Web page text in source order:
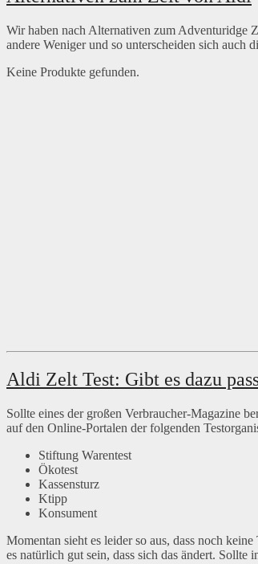
Wir haben nach Alternativen zum Adventuridge
andere Weniger und so unterscheiden sich auch
Keine Produkte gefunden.
Aldi Zelt Test: Gibt es dazu
Sollte eines der großen Verbraucher-Magazine
auf den Online-Portalen der folgenden
Stiftung Warentest
Ökotest
Kassensturz
Ktipp
Konsument
Momentan sieht es leider so aus, dass noch
es natürlich gut sein, dass sich das ändert.